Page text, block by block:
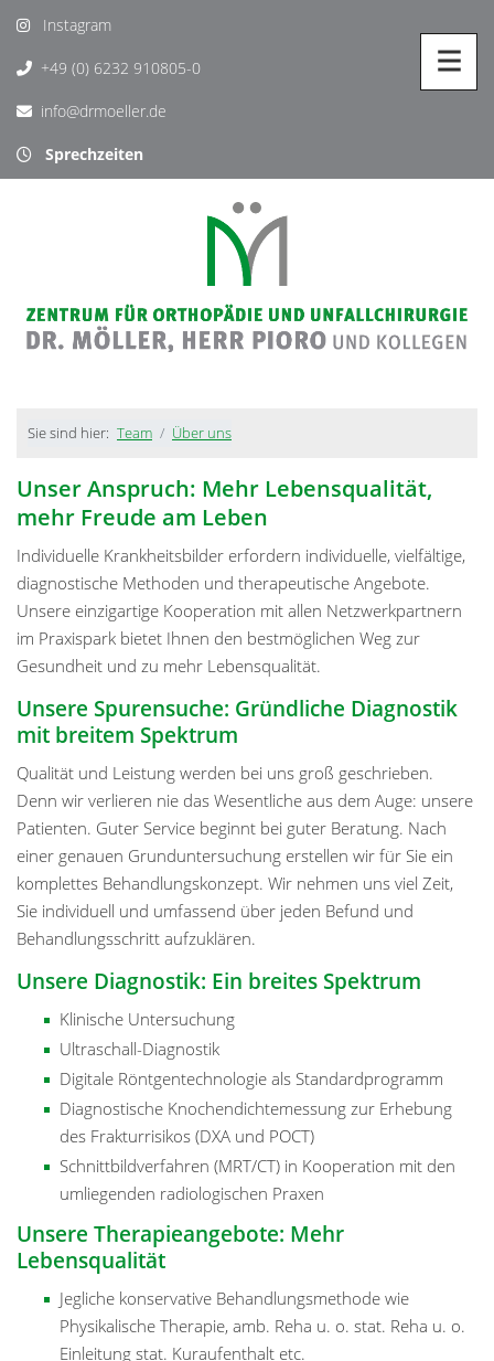
Instagram
+49 (0) 6232 910805-0
info@drmoeller.de
Sprechzeiten
Sie sind hier: Team Über uns
Unser Anspruch: Mehr Lebensqualität,
mehr Freude am Leben
Individuelle Krankheitsbilder erfordern individuelle, vielfältige,
diagnostische Methoden und therapeutische Angebote.
Unsere einzigartige Kooperation mit allen Netzwerkpartnern
im Praxispark bietet Ihnen den bestmöglichen Weg zur
Gesundheit und zu mehr Lebensqualität.
Unsere Spurensuche: Gründliche Diagnostik
mit breitem Spektrum
Qualität und Leistung werden bei uns groß geschrieben.
Denn wir verlieren nie das Wesentliche aus dem Auge: unsere
Patienten. Guter Service beginnt bei guter Beratung. Nach
einer genauen Grunduntersuchung erstellen wir für Sie ein
komplettes Behandlungskonzept. Wir nehmen uns viel Zeit,
Sie individuell und umfassend über jeden Befund und
Behandlungsschritt aufzuklären.
Unsere Diagnostik: Ein breites Spektrum
Klinische Untersuchung
Ultraschall-Diagnostik
Digitale Röntgentechnologie als Standardprogramm
Diagnostische Knochendichtemessung zur Erhebung
des Frakturrisikos (DXA und POCT)
Schnittbildverfahren (MRT/CT) in Kooperation mit den
umliegenden radiologischen Praxen
Unsere Therapieangebote: Mehr
Lebensqualität
Jegliche konservative Behandlungsmethode wie
Physikalische Therapie, amb. Reha u. o. stat. Reha u. o.
Einleitung stat. Kuraufenthalt etc.